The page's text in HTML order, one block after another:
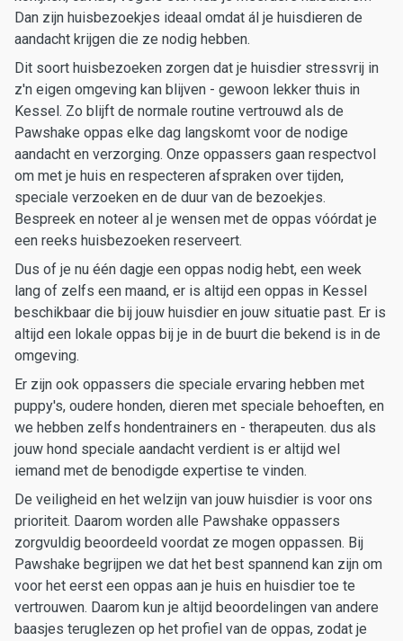
Dan zijn huisbezoekjes ideaal omdat ál je huisdieren de
aandacht krijgen die ze nodig hebben.
Dit soort huisbezoeken zorgen dat je huisdier stressvrij in
z'n eigen omgeving kan blijven - gewoon lekker thuis in
Kessel. Zo blijft de normale routine vertrouwd als de
Pawshake oppas elke dag langskomt voor de nodige
aandacht en verzorging. Onze oppassers gaan respectvol
om met je huis en respecteren afspraken over tijden,
speciale verzoeken en de duur van de bezoekjes.
Bespreek en noteer al je wensen met de oppas vóórdat je
een reeks huisbezoeken reserveert.
Dus of je nu één dagje een oppas nodig hebt, een week
lang of zelfs een maand, er is altijd een oppas in Kessel
beschikbaar die bij jouw huisdier en jouw situatie past. Er is
altijd een lokale oppas bij je in de buurt die bekend is in de
omgeving.
Er zijn ook oppassers die speciale ervaring hebben met
puppy's, oudere honden, dieren met speciale behoeften, en
we hebben zelfs hondentrainers en - therapeuten. dus als
jouw hond speciale aandacht verdient is er altijd wel
iemand met de benodigde expertise te vinden.
De veiligheid en het welzijn van jouw huisdier is voor ons
prioriteit. Daarom worden alle Pawshake oppassers
zorgvuldig beoordeeld voordat ze mogen oppassen. Bij
Pawshake begrijpen we dat het best spannend kan zijn om
voor het eerst een oppas aan je huis en huisdier toe te
vertrouwen. Daarom kun je altijd beoordelingen van andere
baasjes teruglezen op het profiel van de oppas, zodat je